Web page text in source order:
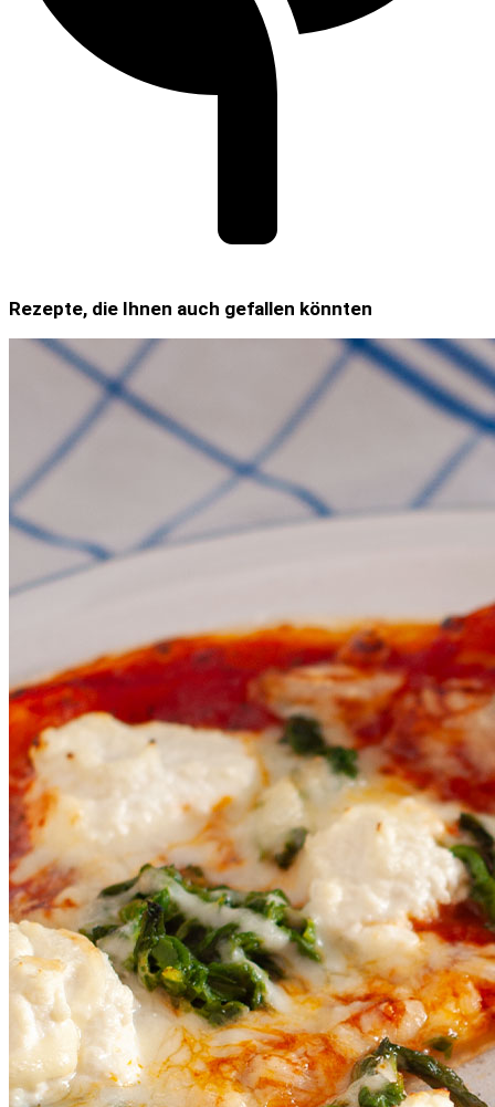
Rezepte, die Ihnen auch gefallen könnten